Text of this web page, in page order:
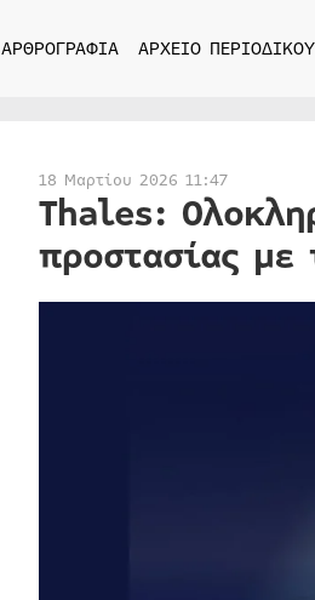
ΑΡΘΡΟΓΡΑΦΙΑ ΑΡΧΕΙΟ ΠΕΡΙΟΔΙΚΟΥ
18 Μαρτίου 2026 11:47
Thales:
προστασίας